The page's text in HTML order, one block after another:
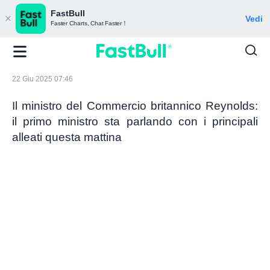
FastBull
Faster Charts, Chat Faster！ Vedi
22 Giu 2025 07:46
Il ministro del Commercio britannico Reynolds:
il primo ministro sta parlando con i principali
alleati questa mattina